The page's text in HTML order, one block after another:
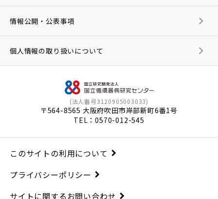
(法人番号3120905003033)
〒564-8565 大阪府吹田市岸部新町6番1号
TEL：0570-012-545
情報公開・公表事項
個人情報の取り扱いについて
このサイトの利用について
プライバシーポリシー
サイトに関するお問い合わせ